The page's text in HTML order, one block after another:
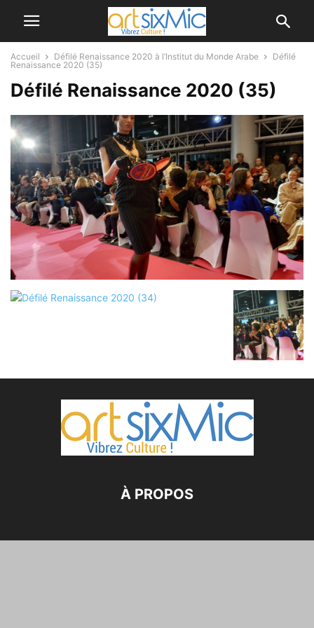
Accueil Défilé Renaissance 2020 à l’Institut du Monde Arabe
Défilé
Renaissance 2020 (35)
Défilé Renaissance 2020 (35)
À PROPOS